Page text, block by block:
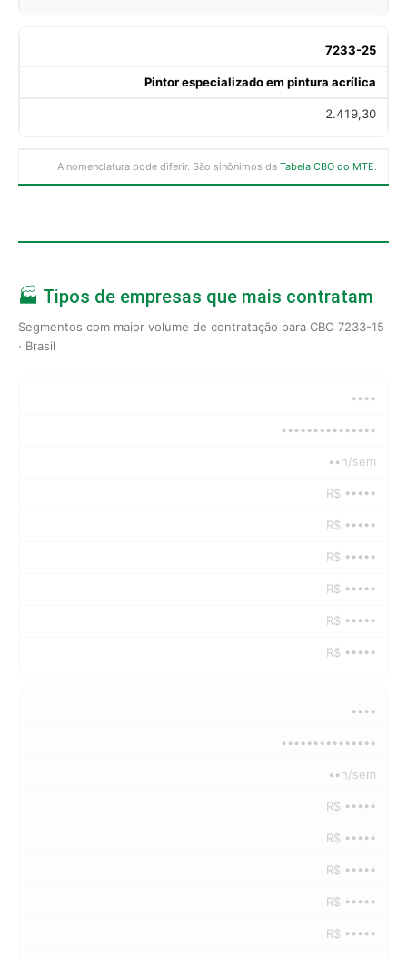
7233-25
Pintor especializado em pintura acrílica
2.419,30
A nomenclatura pode diferir. São sinônimos da Tabela CBO do MTE.
🏭 Tipos de empresas que mais contratam
Segmentos com maior volume de contratação para CBO 7233-15
· Brasil
••••
•••••••••••••••
••h/sem
R$ •••••
R$ •••••
R$ •••••
R$ •••••
R$ •••••
R$ •••••
••••
•••••••••••••••
••h/sem
R$ •••••
R$ •••••
R$ •••••
R$ •••••
R$ •••••